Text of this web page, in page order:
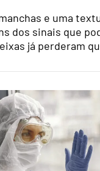
e uma
dos sinais que
já perderam